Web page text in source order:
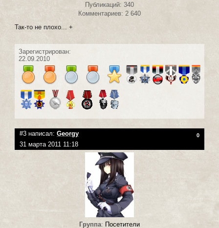
Публикаций: 340
Комментариев: 2 640
Так-то не плохо... +
Зарегистрирован:
22.09.2010
#3 написал: Georgy 0
31 марта 2011 11:18
Группа: Посетители